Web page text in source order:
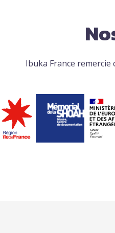
Ibuka France